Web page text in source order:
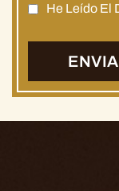
He Leído El